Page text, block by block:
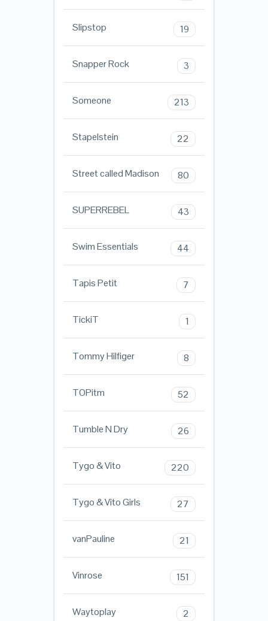
Slipstop 19
Snapper Rock 3
Someone 213
Stapelstein 22
Street called Madison 80
SUPERREBEL 43
Swim Essentials 44
Tapis Petit 7
TickiT 1
Tommy Hilfiger 8
TOPitm 52
Tumble N Dry 26
Tygo & Vito 220
Tygo & Vito Girls 27
vanPauline 21
Vinrose 151
Waytoplay 2